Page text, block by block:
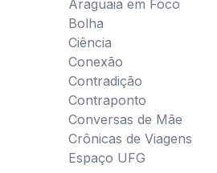
Araguaia em Foco
Bolha
Ciência
Conexão
Contradição
Contraponto
Conversas de Mãe
Crônicas de Viagens
Espaço UFG